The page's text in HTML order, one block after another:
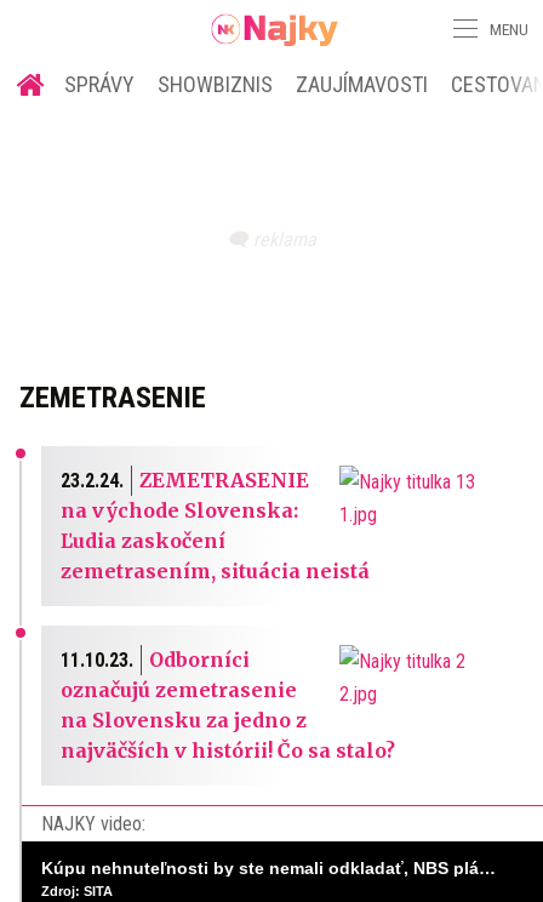
MENU
SPRÁVY SHOWBIZNIS ZAUJÍMAVOSTI
ZEMETRASENIE
23.2.24.
ZEMETRASENIE
na východe Slovenska:
Ľudia zaskočení
zemetrasením, situácia neistá
11.10.23.
Odborníci
označujú zemetrasenie
na Slovensku za jedno z
najväčších v histórii! Čo sa stalo?
NAJKY video:
Kúpu nehnuteľnosti by ste nemali odkladať, NBS plánuje sprísniť pravidlá pri hypotékach
Zdroj: SITA